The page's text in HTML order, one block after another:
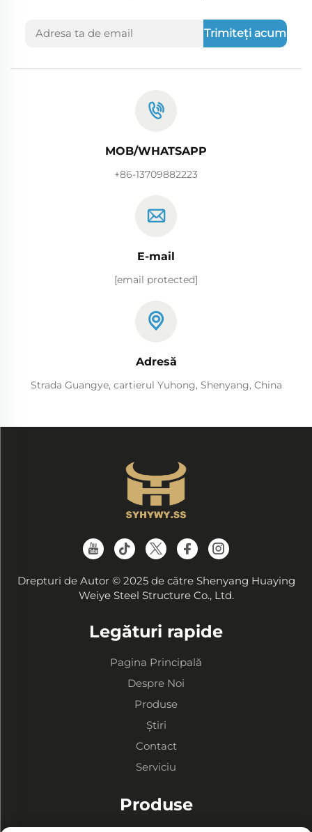
Trimiteți acum
MOB/WHATSAPP
+86-13709882223
E-mail
[email protected]
Adresă
Strada Guangye, cartierul Yuhong, Shenyang, China
Drepturi de Autor © 2025 de către Shenyang Huaying
Weiye Steel Structure Co., Ltd.
Legături rapide
Pagina Principală
Despre Noi
Produse
Știri
Contact
Serviciu
Produse